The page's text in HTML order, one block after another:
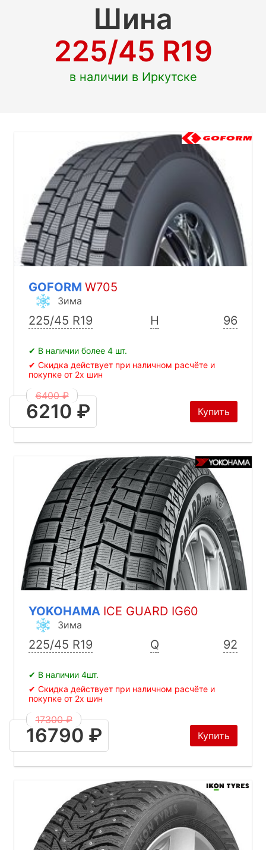
Шина
225/45 R19
в наличии в Иркутске
GOFORM W705
Зима
225/45 R19 H 96
✔ В наличии более 4 шт.
✔ Скидка действует при наличном расчёте и
покупке от 2х шин
6400 ₽
6210 ₽ Купить
YOKOHAMA ICE GUARD IG60
Зима
225/45 R19 Q 92
✔ В наличии 4шт.
✔ Скидка действует при наличном расчёте и
покупке от 2х шин
17300 ₽
16790 ₽ Купить